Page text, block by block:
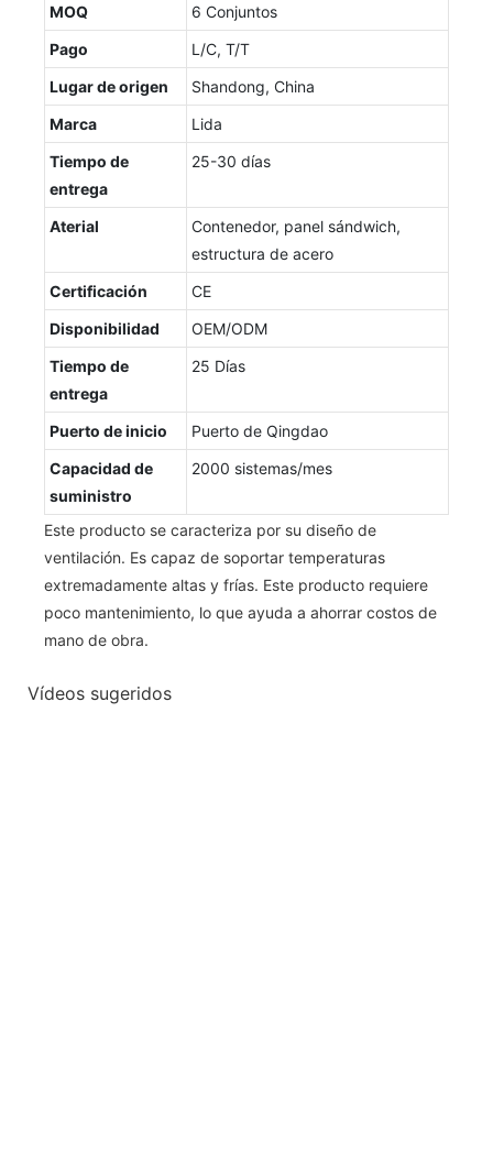
MOQ
6 Conjuntos
Pago
L/C, T/T
Lugar de origen
Shandong, China
Marca
Lida
Tiempo de
entrega
25-30 días
Aterial
Contenedor, panel sándwich,
estructura de acero
Certificación
CE
Disponibilidad
OEM/ODM
Tiempo de
entrega
25 Días
Puerto de inicio
Puerto de Qingdao
Capacidad de
suministro
2000 sistemas/mes
Este producto se caracteriza por su diseño de
ventilación. Es capaz de soportar temperaturas
extremadamente altas y frías. Este producto requiere
poco mantenimiento, lo que ayuda a ahorrar costos de
mano de obra.
Vídeos sugeridos